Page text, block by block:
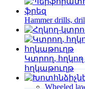
Hammer drills,
Կտրող,
հղկաթուղթ
Wheeled